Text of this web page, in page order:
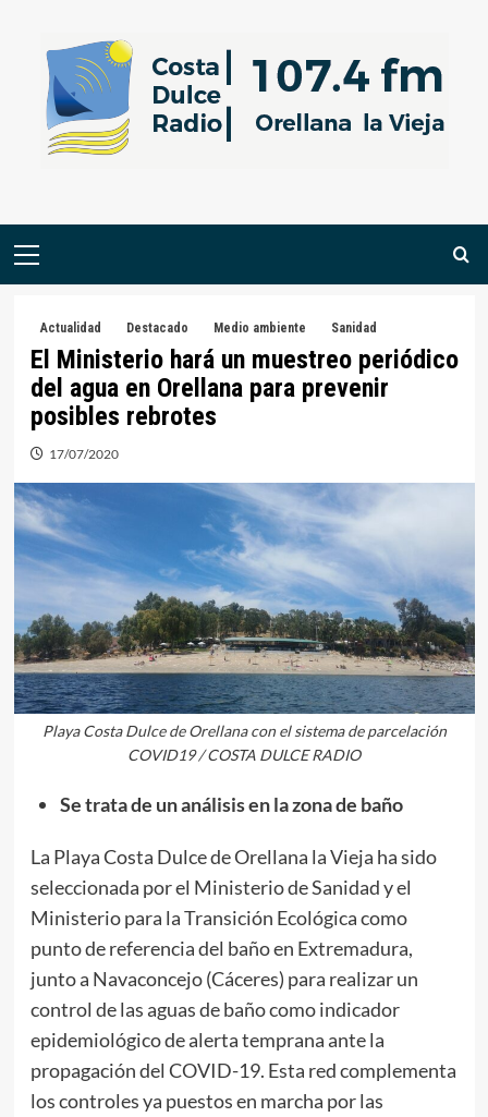
contenido
Menú
Actualidad Destacado Medio ambiente Sanidad
El Ministerio hará un muestreo periódico
del agua en Orellana para prevenir
posibles rebrotes
17/07/2020
Playa Costa Dulce de Orellana con el sistema de parcelación
COVID19 / COSTA DULCE RADIO
Se trata de un análisis en la zona de baño
La Playa Costa Dulce de Orellana la Vieja ha sido
seleccionada por el Ministerio de Sanidad y el
Ministerio para la Transición Ecológica como
punto de referencia del baño en Extremadura,
junto a Navaconcejo (Cáceres) para realizar un
control de las aguas de baño como indicador
epidemiológico de alerta temprana ante la
propagación del COVID-19. Esta red complementa
los controles ya puestos en marcha por las